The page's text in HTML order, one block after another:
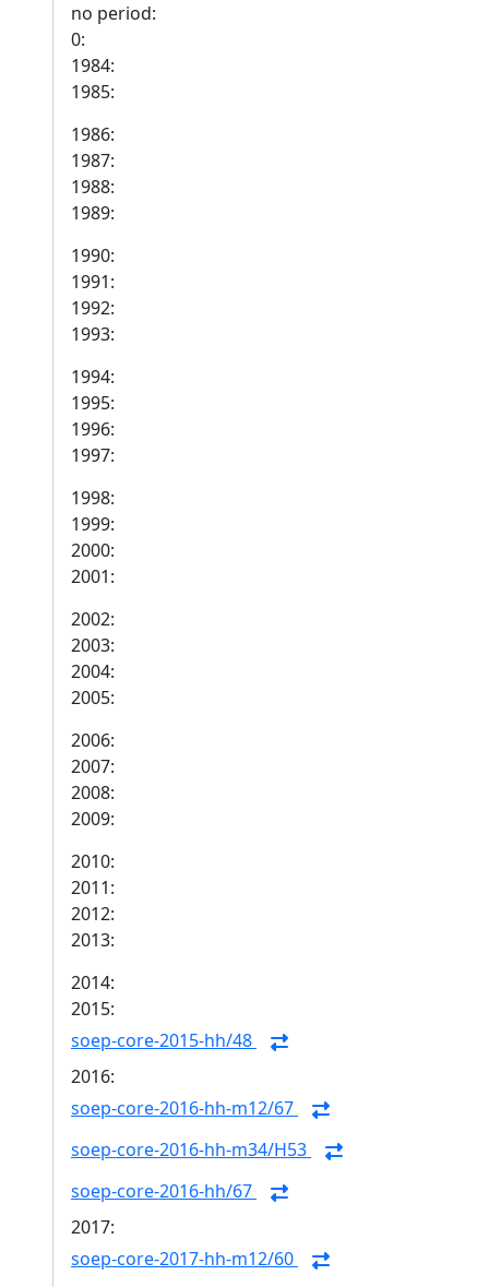
no period:
0:
1984:
1985:
1986:
1987:
1988:
1989:
1990:
1991:
1992:
1993:
1994:
1995:
1996:
1997:
1998:
1999:
2000:
2001:
2002:
2003:
2004:
2005:
2006:
2007:
2008:
2009:
2010:
2011:
2012:
2013:
2014:
2015:
soep-core-2015-hh/48
2016:
soep-core-2016-hh-m12/67
soep-core-2016-hh-m34/H53
soep-core-2016-hh/67
2017:
soep-core-2017-hh-m12/60